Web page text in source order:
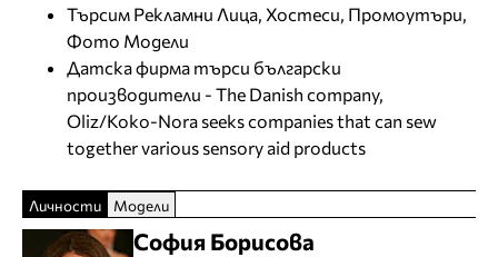
Търсим Рекламни Лица, Хостеси, Промоутъри,
Фото Модели
Датска фирма търси български
производители - The Danish company,
Oliz/Koko-Nora seeks companies that can sew
together various sensory aid products
Личности Модели
София Борисова